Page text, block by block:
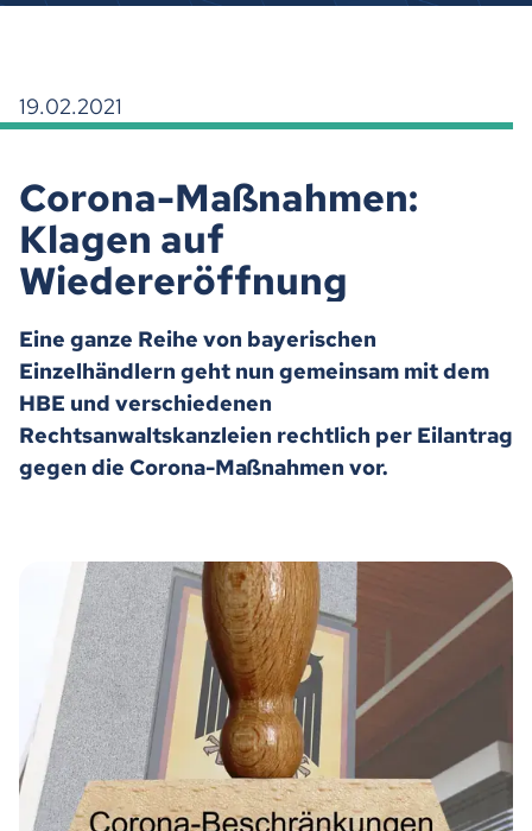
19.02.2021
Corona-Maßnahmen:
Klagen auf
Wiedereröffnung
Eine ganze Reihe von bayerischen
Einzelhändlern geht nun gemeinsam mit dem
HBE und verschiedenen
Rechtsanwaltskanzleien rechtlich per Eilantrag
gegen die Corona-Maßnahmen vor.